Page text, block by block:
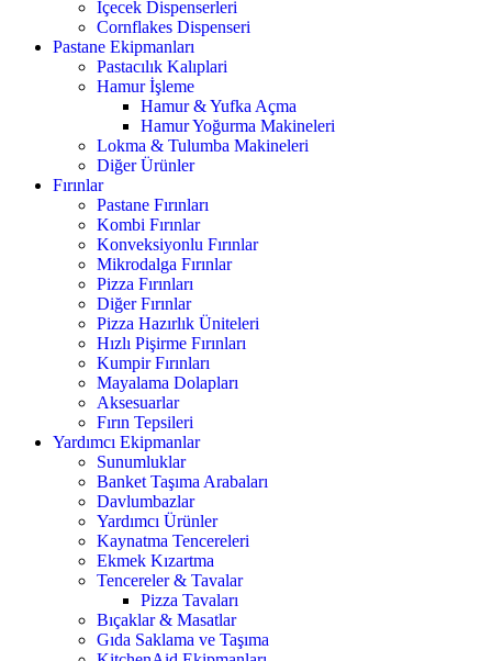
İçecek Dispenserleri
Cornflakes Dispenseri
Pastane Ekipmanları
Pastacılık Kalıplari
Hamur İşleme
Hamur & Yufka Açma
Hamur Yoğurma Makineleri
Lokma & Tulumba Makineleri
Diğer Ürünler
Fırınlar
Pastane Fırınları
Kombi Fırınlar
Konveksiyonlu Fırınlar
Mikrodalga Fırınlar
Pizza Fırınları
Diğer Fırınlar
Pizza Hazırlık Üniteleri
Hızlı Pişirme Fırınları
Kumpir Fırınları
Mayalama Dolapları
Aksesuarlar
Fırın Tepsileri
Yardımcı Ekipmanlar
Sunumluklar
Banket Taşıma Arabaları
Davlumbazlar
Yardımcı Ürünler
Kaynatma Tencereleri
Ekmek Kızartma
Tencereler & Tavalar
Pizza Tavaları
Bıçaklar & Masatlar
Gıda Saklama ve Taşıma